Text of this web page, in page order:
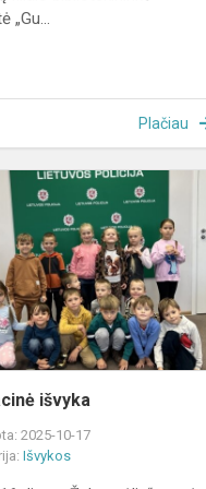
„Gu...
Plačiau
išvyka
2025-10-17
Išvykos